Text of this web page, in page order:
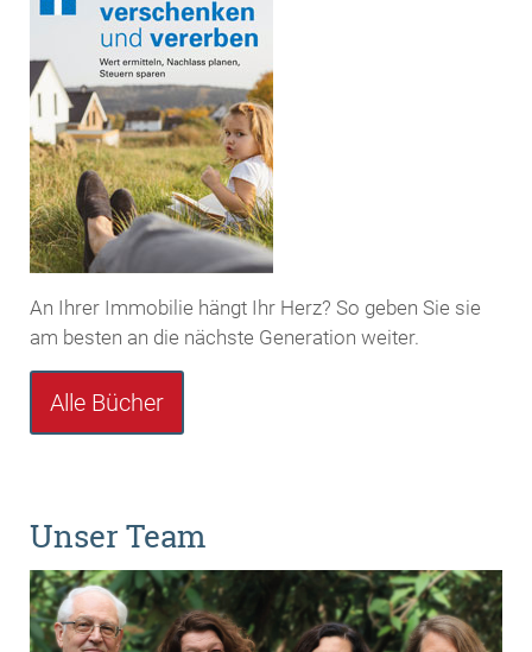
An Ihrer Immobilie hängt Ihr Herz? So geben Sie sie
am besten an die nächste Generation weiter.
Alle Bücher
Unser Team